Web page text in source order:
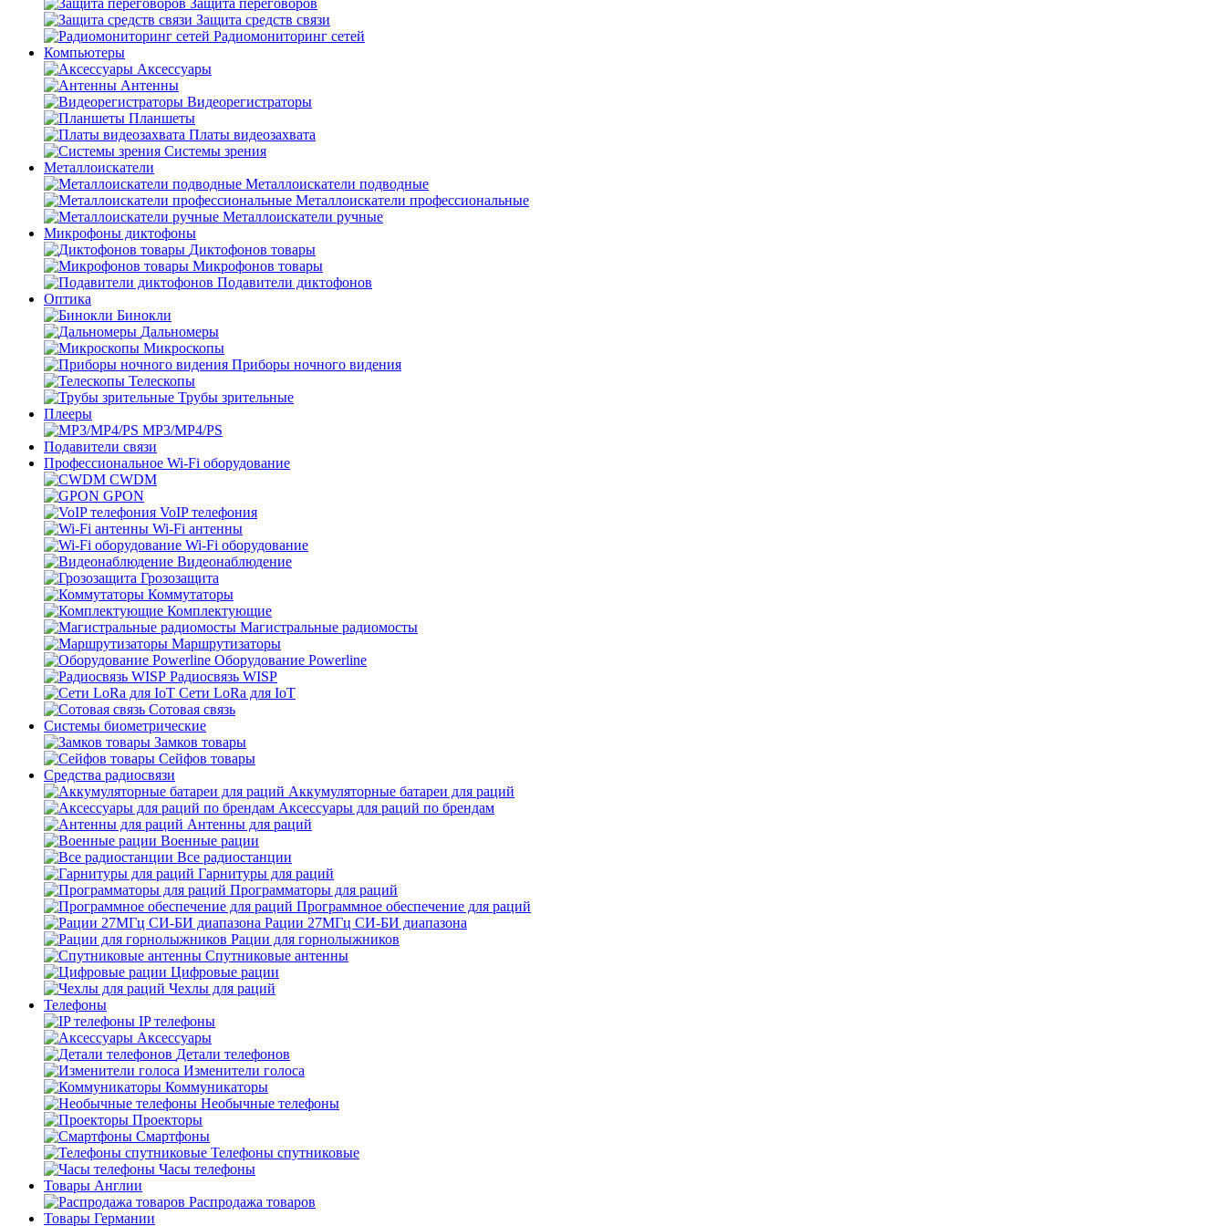
Защита переговоров
Защита средств связи
Радиомониторинг сетей
Компьютеры
Аксессуары
Антенны
Видеорегистраторы
Планшеты
Платы видеозахвата
Системы зрения
Металлоискатели
Металлоискатели подводные
Металлоискатели профессиональные
Металлоискатели ручные
Микрофоны диктофоны
Диктофонов товары
Микрофонов товары
Подавители диктофонов
Оптика
Бинокли
Дальномеры
Микроскопы
Приборы ночного видения
Телескопы
Трубы зрительные
Плееры
MP3/MP4/PS
Подавители связи
Профессиональное Wi-Fi оборудование
CWDM
GPON
VoIP телефония
Wi-Fi антенны
Wi-Fi оборудование
Видеонаблюдение
Грозозащита
Коммутаторы
Комплектующие
Магистральные радиомосты
Маршрутизаторы
Оборудование Powerline
Радиосвязь WISP
Сети LoRa для IoT
Сотовая связь
Системы биометрические
Замков товары
Сейфов товары
Средства радиосвязи
Аккумуляторные батареи для раций
Аксессуары для раций по брендам
Антенны для раций
Военные рации
Все радиостанции
Гарнитуры для раций
Программаторы для раций
Программное обеспечение для раций
Рации 27МГц СИ-БИ диапазона
Рации для горнолыжников
Спутниковые антенны
Цифровые рации
Чехлы для раций
Телефоны
IP телефоны
Аксессуары
Детали телефонов
Изменители голоса
Коммуникаторы
Необычные телефоны
Проекторы
Смартфоны
Телефоны спутниковые
Часы телефоны
Товары Англии
Распродажа товаров
Товары Германии